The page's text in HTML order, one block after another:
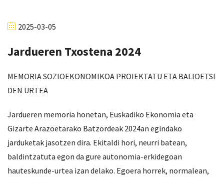
2025-03-05
Jardueren Txostena 2024
MEMORIA SOZIOEKONOMIKOA PROIEKTATU ETA BALIOETSI
DEN URTEA
Jardueren memoria honetan, Euskadiko Ekonomia eta
Gizarte Arazoetarako Batzordeak 2024an egindako
jarduketak jasotzen dira. Ekitaldi hori, neurri batean,
baldintzatuta egon da gure autonomia-erkidegoan
hauteskunde-urtea izan delako. Egoera horrek, normalean,